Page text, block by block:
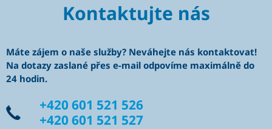
Kontaktujte nás
Máte zájem o naše služby? Neváhejte nás kontaktovat!
Na dotazy zaslané přes e-mail odpovíme maximálně do
24 hodin.
+420 601 521 526
+420 601 521 527